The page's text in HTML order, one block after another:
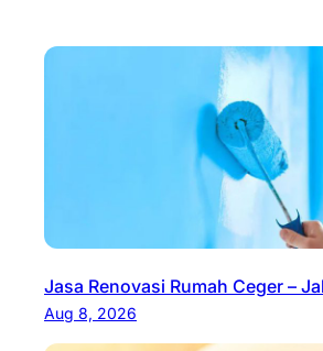
Jasa Renovasi Rumah Ceger –
Aug 8, 2026